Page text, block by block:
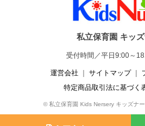
私立保育園 キッ
受付時間／平日9:00～
運営会社 ｜ サイトマップ｜
特定商品取引法に基づく
© 私立保育園 Kids Nersery キッズナ